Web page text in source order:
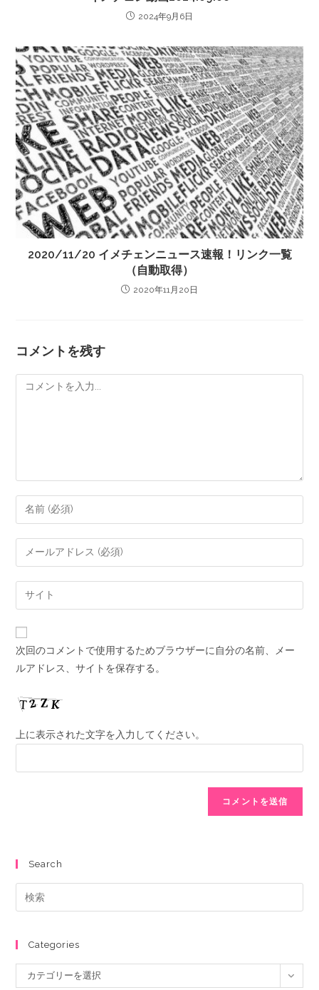
2024年9月6日
2020/11/20 イメチェンニュース速報！リンク一覧
（自動取得）
2020年11月20日
コメントを残す
次回のコメントで使用するためブラウザーに自分の名前、メー
ルアドレス、サイトを保存する。
上に表示された文字を入力してください。
Search
Categories
カテゴリーを選択